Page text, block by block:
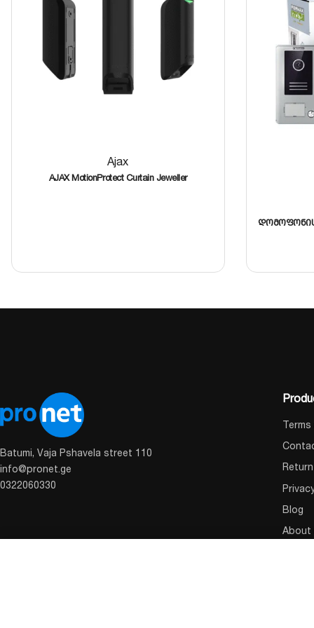
Ajax
AJAX MotionProtect Curtain Jeweller
დომოფონის
Batumi, Vaja Pshavela street 110
info@pronet.ge
0322060330
Blog
About